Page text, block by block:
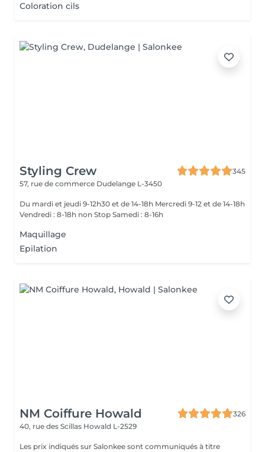
Coloration cils
Styling Crew
345
57, rue de commerce Dudelange L-3450
Du mardi et jeudi 9-12h30 et de 14-18h Mercredi 9-12 et de 14-18h
Vendredi : 8-18h non Stop Samedi : 8-16h
Maquillage
Epilation
NM Coiffure Howald
326
40, rue des Scillas Howald L-2529
Les prix indiqués sur Salonkee sont communiqués à titre